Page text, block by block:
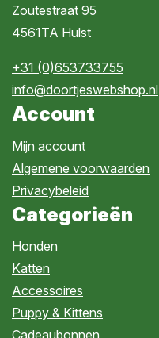
Zoutestraat 95
4561TA Hulst
+31 (0)653733755
info@doortjeswebshop.nl
Account
Mijn account
Algemene voorwaarden
Privacybeleid
Categorieën
Honden
Katten
Accessoires
Puppy & Kittens